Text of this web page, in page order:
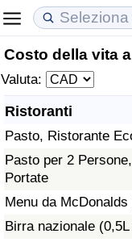
Costo della vita
Valuta:
Ristoranti
Pasto, Ristorante
Pasto per 2
Portate
Menu da
Birra nazionale
Costo della vita
Indice Del Costo
Indice Del Costo
Indice del Costo
ad Aqaba
Prezzi degli
Indice del Prezzo
Indice del Prezzo
Indice del Prezzo
Qualità della Vita
Indice della Qualità
Indice della
Indice della qualità
Criminalità